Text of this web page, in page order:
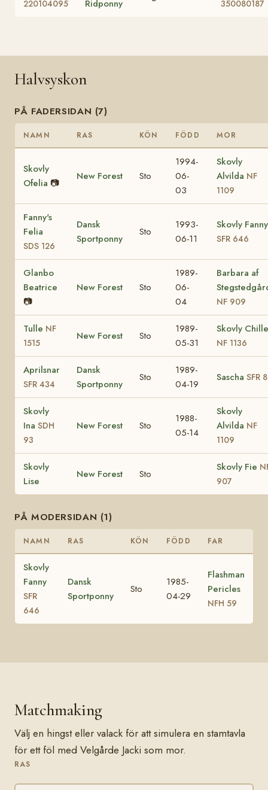
220104095 Ridponny 350080187
Halvsyskon
PÅ FADERSIDAN (7)
NAMN RAS KÖN FÖDD MOR
Skovly
Ofelia 📷
New Forest Sto
1994-
06-
03
Skovly
Alvilda NF
1109
Fanny's
Felia
SDS 126
Dansk
Sportponny
Sto
1993-
06-11
Skovly Fanny
SFR 646
Glanbo
Beatrice
📷
New Forest Sto
1989-
06-
04
Barbara af
NF 909
Tulle NF
1515
New Forest Sto
1989-
05-31
Skovly Chille
NF 1136
Aprilsnar
SFR 434
Dansk
Sportponny
Sto
1989-
04-19
Sascha SFR
Skovly
Ina SDH
93
New Forest Sto
1988-
05-14
Skovly
Alvilda NF
1109
Skovly
Lise
New Forest Sto
Skovly Fie
907
PÅ MODERSIDAN (1)
NAMN RAS KÖN FÖDD FAR
Skovly
Fanny
SFR
646
Dansk
Sportponny
Sto
1985-
04-29
Flashman
Pericles
NFH 59
Matchmaking
Välj en hingst eller valack för att simulera en stamtavla
för ett föl med Velgårde Jacki som mor.
RAS